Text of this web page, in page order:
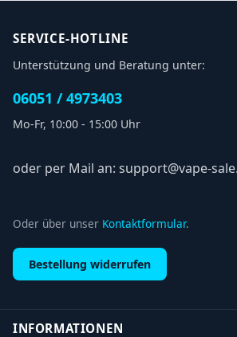
SERVICE-HOTLINE
Unterstützung und Beratung unter:
06051 / 4973403
Mo-Fr, 10:00 - 15:00 Uhr
oder per Mail an: support@vape-
Oder über unser Kontaktformular.
Bestellung widerrufen
INFORMATIONEN